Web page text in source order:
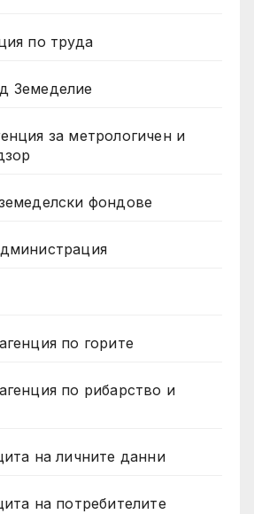
по труда
Земеделие
за метрологичен и
фондове
по горите
по рибарство и
на личните данни
на потребителите